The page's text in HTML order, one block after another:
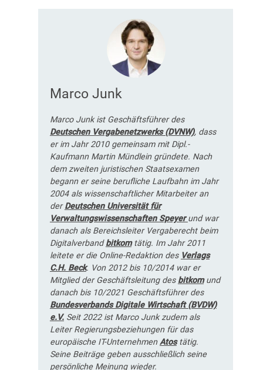
Marco Junk
Marco Junk ist Geschäftsführer des
Deutschen Vergabenetzwerks (DVNW), dass
er im Jahr 2010 gemeinsam mit Dipl.-
Kaufmann Martin Mündlein gründete. Nach
dem zweiten juristischen Staatsexamen
begann er seine berufliche Laufbahn im Jahr
2004 als wissenschaftlicher Mitarbeiter an
derDeutschen Universität für
Verwaltungswissenschaften Speyerund war
danach als Bereichsleiter Vergaberecht beim
Digitalverbandbitkomtätig. Im Jahr 2011
leitete er die Online-Redaktion des Verlags
C.H. Beck. Von 2012 bis 10/2014 war er
Mitglied der Geschäftsleitung des bitkomund
danach bis 10/2021 Geschäftsführer des
Bundesverbands Digitale Wirtschaft (BVDW)
e.V.Seit 2022 ist Marco Junk zudem als
Leiter Regierungsbeziehungen für das
europäische IT-UnternehmenAtostätig.
Seine Beiträge geben ausschließlich seine
persönliche Meinung wieder.